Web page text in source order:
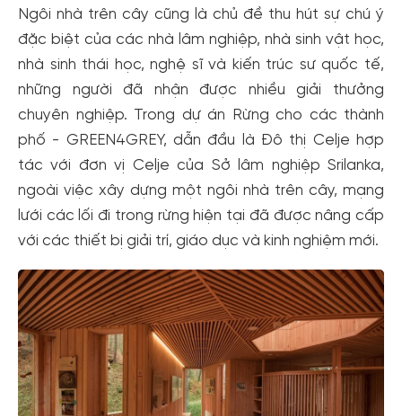
Ngôi nhà trên cây cũng là chủ đề thu hút sự chú ý
đặc biệt của các nhà lâm nghiệp, nhà sinh vật học,
nhà sinh thái học, nghệ sĩ và kiến trúc sư quốc tế,
những người đã nhận được nhiều giải thưởng
chuyên nghiệp. Trong dự án Rừng cho các thành
phố - GREEN4GREY, dẫn đầu là Đô thị Celje hợp
tác với đơn vị Celje của Sở lâm nghiệp Srilanka,
ngoài việc xây dựng một ngôi nhà trên cây, mạng
lưới các lối đi trong rừng hiện tại đã được nâng cấp
với các thiết bị giải trí, giáo dục và kinh nghiệm mới.